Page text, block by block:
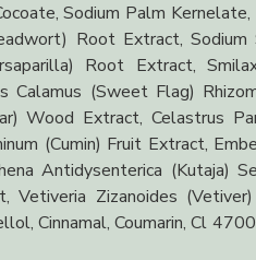
Sodium Palm Kernelate,
Root Extract, Sodium
Root Extract,
Calamus (Sweet Flag)
Wood Extract, Celastrus
(Cumin) Fruit Extract,
Antidysenterica (Kutaja)
Vetiveria Zizanoides
Cinnamal, Coumarin, Cl